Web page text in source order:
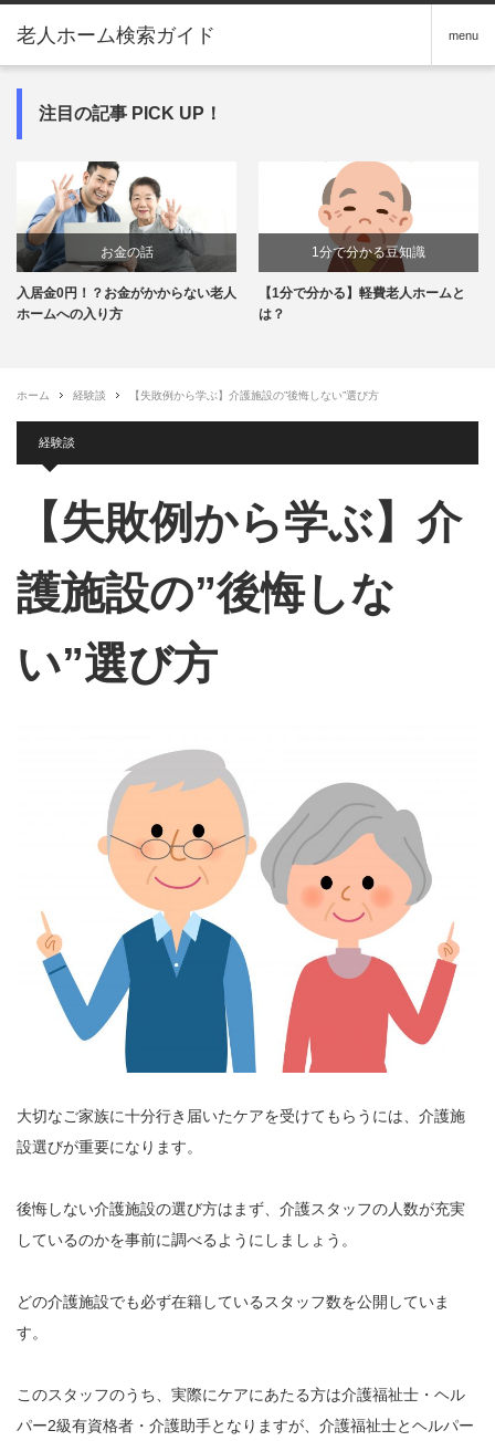
老人ホーム検索ガイド menu
注目の記事 PICK UP！
お金の話
入居金0円！？お金がかからない老人
ホームへの入り方
1分で分かる豆知識
【1分で分かる】軽費老人ホームと
は？
ホーム 経験談 【失敗例から学ぶ】介護施設の”後悔しない”選び方
経験談
【失敗例から学ぶ】介
護施設の”後悔しな
い”選び方
大切なご家族に十分行き届いたケアを受けてもらうには、介護施
設選びが重要になります。
後悔しない介護施設の選び方はまず、介護スタッフの人数が充実
しているのかを事前に調べるようにしましょう。
どの介護施設でも必ず在籍しているスタッフ数を公開していま
す。
このスタッフのうち、実際にケアにあたる方は介護福祉士・ヘル
パー2級有資格者・介護助手となりますが、介護福祉士とヘルパー